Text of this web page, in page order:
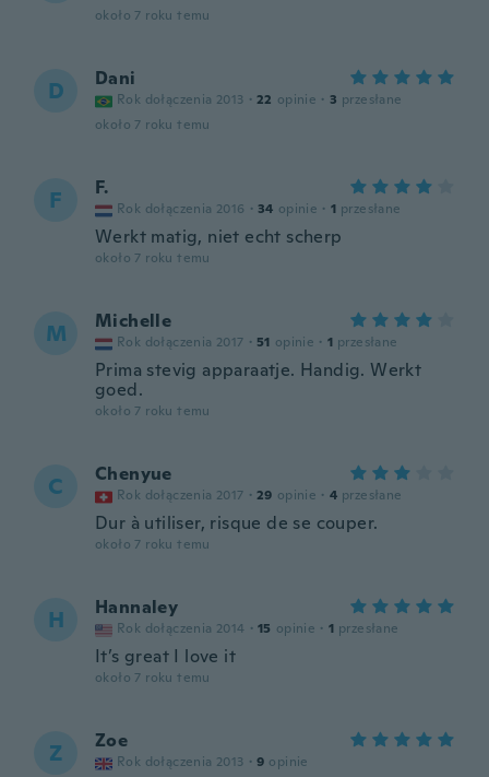
około 7 roku temu
D Dani
Rok dołączenia 2013 · 22 opinie · 3 przesłane
około 7 roku temu
F F.
Rok dołączenia 2016 · 34 opinie · 1 przesłane
Werkt matig, niet echt scherp
około 7 roku temu
M Michelle
Rok dołączenia 2017 · 51 opinie · 1 przesłane
Prima stevig apparaatje. Handig. Werkt
goed.
około 7 roku temu
C Chenyue
Rok dołączenia 2017 · 29 opinie · 4 przesłane
Dur à utiliser, risque de se couper.
około 7 roku temu
H Hannaley
Rok dołączenia 2014 · 15 opinie · 1 przesłane
It’s great I love it
około 7 roku temu
Z Zoe
Rok dołączenia 2013 · 9 opinie